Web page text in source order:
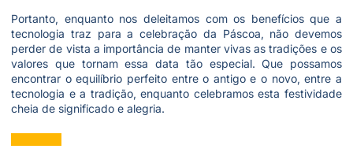
Portanto, enquanto nos deleitamos com os benefícios que a
tecnologia traz para a celebração da Páscoa, não devemos
perder de vista a importância de manter vivas as tradições e os
valores que tornam essa data tão especial. Que possamos
encontrar o equilíbrio perfeito entre o antigo e o novo, entre a
tecnologia e a tradição, enquanto celebramos esta festividade
cheia de significado e alegria.